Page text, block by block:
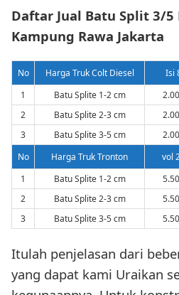
Daftar Jual Batu Split 3/5
Kampung Rawa Jakarta
No Harga Truk Colt Diesel Isi
1
Batu Splite 1-2 cm
2
Batu Splite 2-3 cm
3
Batu Splite 3-5 cm
No
Harga Truk Tronton vol
1
Batu Splite 1-2 cm
2
Batu Splite 2-3 cm
3
Batu Splite 3-5 cm
Itulah penjelasan dari
yang dapat kami Uraikan